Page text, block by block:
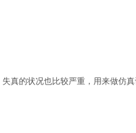
失真的状况也比较严重，用来做仿